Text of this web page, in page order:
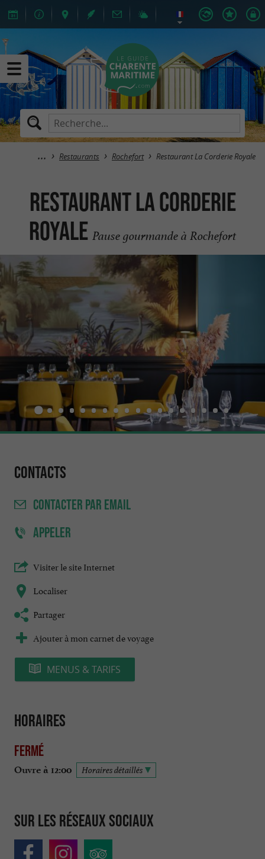
Restaurants Rochefort Restaurant La Corderie Royale
Restaurant La Corderie
Royale Pause gourmande à Rochefort
Contacts
CONTACTER PAR EMAIL
APPELER
Visiter le site Internet
Localiser
Partager
Ajouter à mon carnet de voyage
MENUS & TARIFS
Horaires
Fermé
Ouvre à 12:00 Horaires détaillés
Sur les réseaux sociaux